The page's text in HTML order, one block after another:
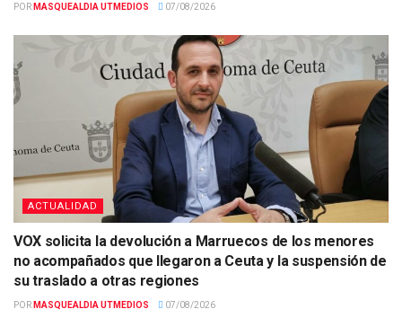
POR MASQUEALDIA UTMEDIOS 07/08/2026
ACTUALIDAD
VOX solicita la devolución a Marruecos de los menores
no acompañados que llegaron a Ceuta y la suspensión de
su traslado a otras regiones
POR MASQUEALDIA UTMEDIOS 07/08/2026